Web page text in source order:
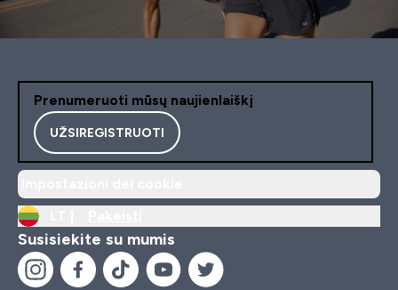
Prenumeruoti mūsų naujienlaiškį
UŽSIREGISTRUOTI
Susisiekite su mumis